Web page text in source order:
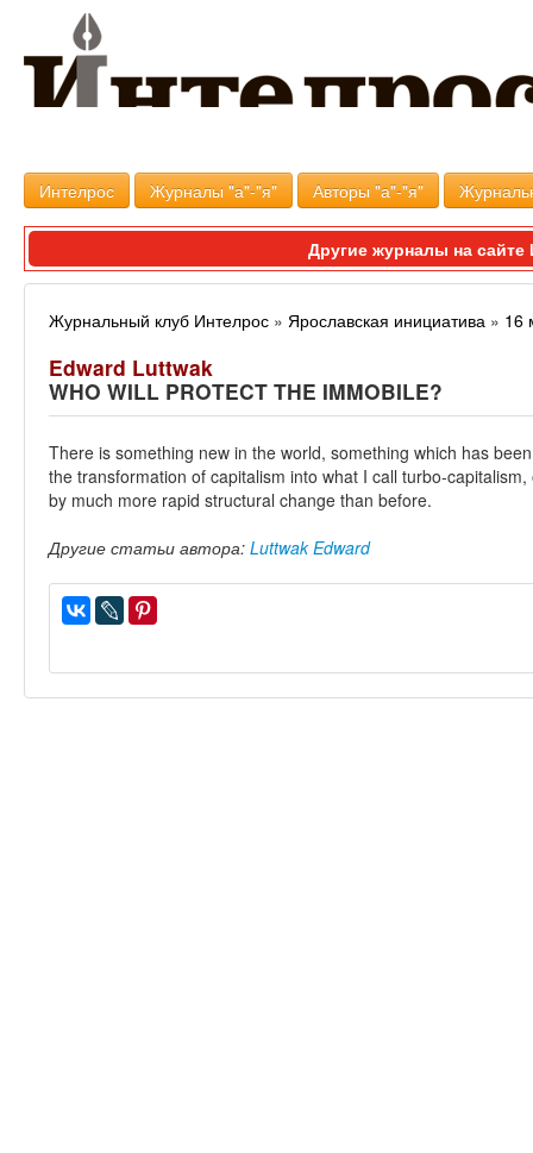
Интелрос Журналы "а"-"я" Авторы "а"-"я"
Другие журналы на
Журнальный клуб Интелрос » Ярославская инициатива » 16
Edward Luttwak
WHO WILL PROTECT THE IMMOBILE?
There is something new in the world, something which has
the transformation of capitalism into what I call turbo-
by much more rapid structural change than before.
Другие статьи автора: Luttwak Edward